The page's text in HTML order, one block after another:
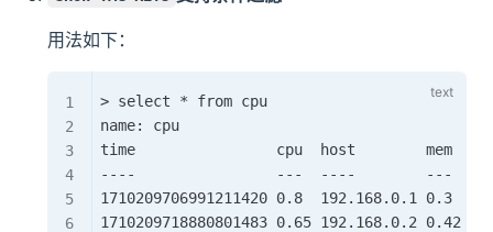
用法如下：
> select * from cpu
name: cpu
time                cpu  host        mem
----                ---  ----        ---
1710209706991211420 0.8  192.168.0.1 0.3
1710209718880801483 0.65 192.168.0.2 0.42